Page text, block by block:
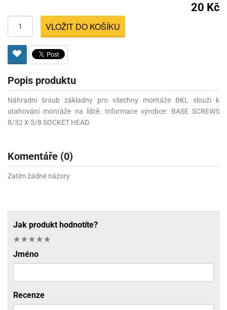
20 Kč
VLOŽIT DO KOŠÍKU
Popis produktu
Náhradní šroub základny pro všechny montáže BKL slouží k
utahování montáže na liště. Informace výrobce: BASE SCREWS
8/32 X 5/8 SOCKET HEAD.
Komentáře (0)
Zatím žádné názory
Jak produkt hodnotíte?
Jméno
Recenze